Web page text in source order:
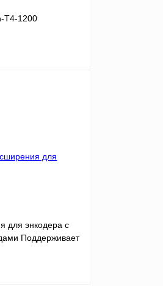
T4-1200
для энкодера с
Поддерживает